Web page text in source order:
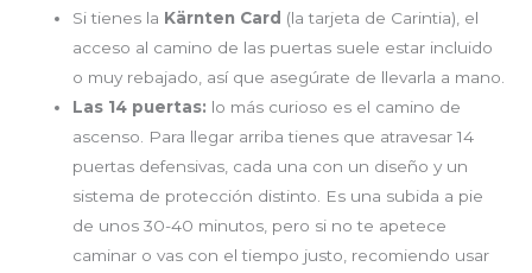
Si tienes la Kärnten Card (la tarjeta de Carintia), el
acceso al camino de las puertas suele estar incluido
o muy rebajado, así que asegúrate de llevarla a mano.
Las 14 puertas: lo más curioso es el camino de
ascenso. Para llegar arriba tienes que atravesar 14
puertas defensivas, cada una con un diseño y un
sistema de protección distinto. Es una subida a pie
de unos 30-40 minutos, pero si no te apetece
caminar o vas con el tiempo justo, recomiendo usar